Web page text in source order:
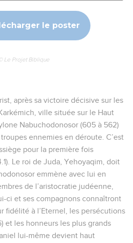
le poster
© Le Projet Biblique
après sa victoire décisive sur les
ville située sur le Haut
Nabuchodonosor (605 à 562)
ennemies en déroute. C’est
pour la première fois
Le roi de Juda, Yehoyaqim, doit
emmène avec lui en
de l’aristocratie judéenne,
ci et ses compagnons connaîtront
fidélité à l’Eternel, les persécutions
et les honneurs les plus grands
lui-même devient haut